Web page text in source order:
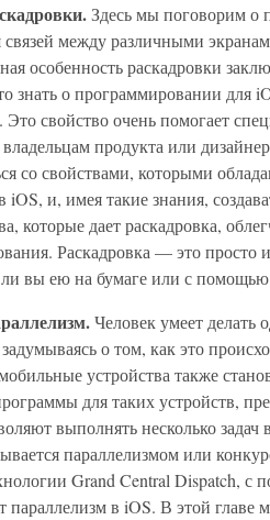
Здесь мы поговорим о
связей между различными
особенность раскадровки
знать о программировании для
Это свойство очень помогает
продукта или
со свойствами, которыми
iOS, и, имея такие знания,
которые дает раскадровка,
Раскадровка — это просто
ли вы ею на бумаге или с
Человек умеет делать
о том, как это
устройства также
для таких устройств,
выполнять несколько
параллелизмом или
Grand Central Dispatch,
параллелизм в iOS. В этой